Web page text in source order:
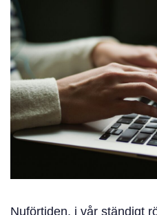
Nuförtiden, i vår ständigt